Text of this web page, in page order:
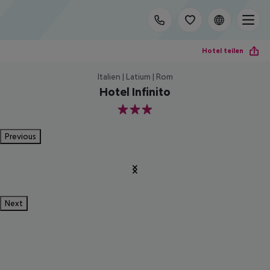
Hotel teilen
Italien | Latium | Rom
Hotel Infinito
3
Previous
Next